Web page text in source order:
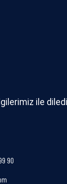
ile
90